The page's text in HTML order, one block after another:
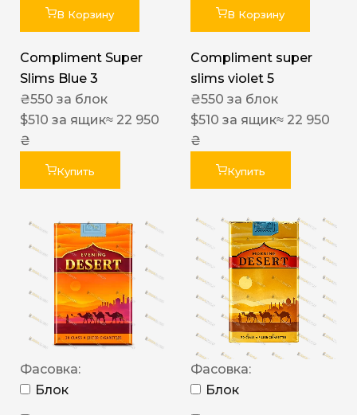
В Корзину
Compliment Super
Slims Blue 3
₴550 за блок
$510 за ящик≈ 22 950
₴
Купить
В Корзину
Compliment super
slims violet 5
₴550 за блок
$510 за ящик≈ 22 950
₴
Купить
Фасовка:
Блок
Фасовка:
Блок